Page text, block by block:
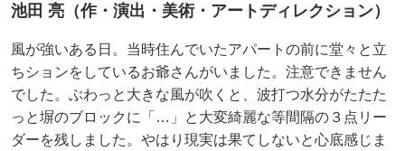
池田 亮（作・演出・美術・アートディレクション）
風が強いある日。当時住んでいたアパートの前に堂々と立
ちションをしているお爺さんがいました。注意できません
でした。ぶわっと大きな風が吹くと、波打つ水分がたたた
っと塀のブロックに「…」と大変綺麗な等間隔の３点リー
ダーを残しました。やはり現実は果てしないと心底感じま